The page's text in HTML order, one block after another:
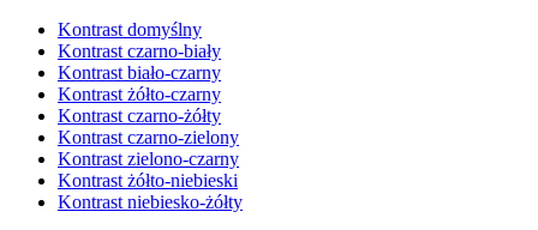
Kontrast domyślny
Kontrast czarno-biały
Kontrast biało-czarny
Kontrast żółto-czarny
Kontrast czarno-żółty
Kontrast czarno-zielony
Kontrast zielono-czarny
Kontrast żółto-niebieski
Kontrast niebiesko-żółty